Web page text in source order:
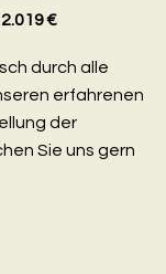
€
durch alle
erfahrenen
der
Sie uns gern